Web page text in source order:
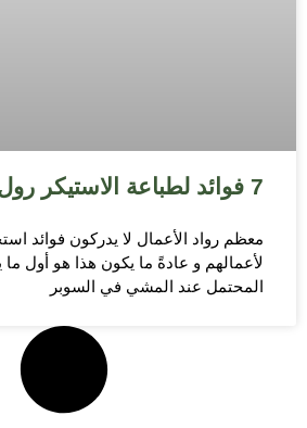
7 فوائد لطباعة الاستيكر رول للشركات
معظم رواد الأعمال لا يدركون فوائد
لأعمالهم و عادةً ما يكون هذا هو أول ما
المحتمل عند المشي في السوبر